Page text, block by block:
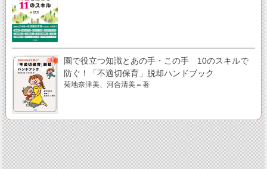
園で役立つ知識とあの手・この手 10のスキルで
防ぐ！「不適切保育」脱却ハンドブック
菊地奈津美、河合清美＝著